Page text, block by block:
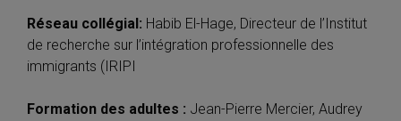
Réseau collégial: Habib El-Hage, Directeur de l’Institut
de recherche sur l’intégration professionnelle des
immigrants (IRIPI
Formation des adultes : Jean-Pierre Mercier, Audrey